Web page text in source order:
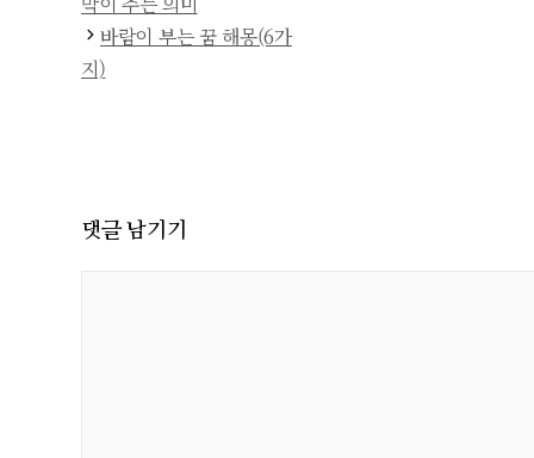
바람이 부는 꿈 해몽(6가
지)
댓글 남기기